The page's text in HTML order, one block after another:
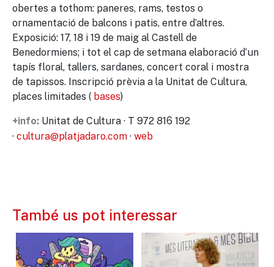
obertes a tothom: paneres, rams, testos o
ornamentació de balcons i patis, entre d’altres.
Exposició: 17, 18 i 19 de maig al Castell de
Benedormiens; i tot el cap de setmana elaboració d’un
tapís floral, tallers, sardanes, concert coral i mostra
de tapissos. Inscripció prèvia a la Unitat de Cultura,
places limitades ( bases)
+info: Unitat de Cultura · T 972 816 192
· cultura@platjadaro.com · web
També us pot interessar